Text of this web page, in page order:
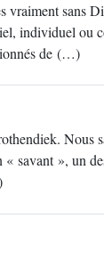
vraiment sans
individuel ou
de (…)
Nous
savant », un